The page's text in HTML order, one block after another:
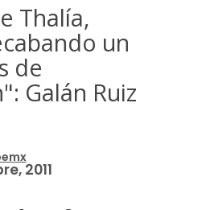
Thalía,
un
de
Galán Ruiz
2011